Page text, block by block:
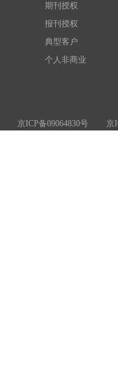
期刊授权
报刊授权
典型客户
个人非商业
京ICP备09064830号 京